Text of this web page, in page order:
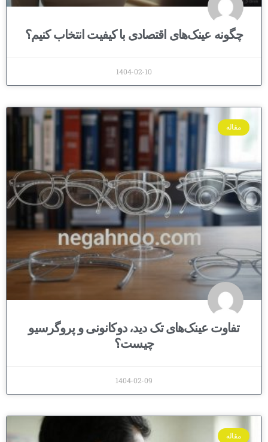
چگونه عینک‌های اقتصادی با کیفیت انتخاب کنیم؟
1404-02-10
مقاله
تفاوت عینک‌های تک دید، دوکانونی و پروگرسیو
چیست؟
1404-02-09
مقاله